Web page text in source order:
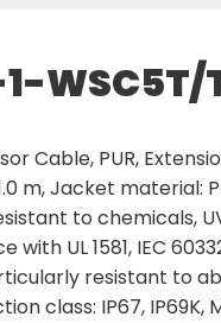
WSC5T/
Cable, PUR,
m, Jacket material:
to chemicals,
with UL 1581, IEC
resistant to
class: IP67, IP69K,